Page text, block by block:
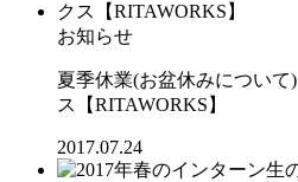
お知らせ
夏季休業(お盆休みについ
ス【RITAWORKS】
2017.07.24